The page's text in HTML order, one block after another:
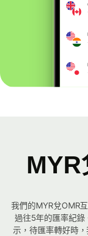
我們的MYR兌OMR
過往5年的匯率紀錄
示，待匯率轉好時